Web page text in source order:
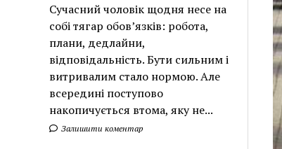
Сучасний чоловік щодня несе на
собі тягар обов’язків: робота,
плани, дедлайни,
відповідальність. Бути сильним і
витривалим стало нормою. Але
всередині поступово
накопичується втома, яку не...
Залишити коментар